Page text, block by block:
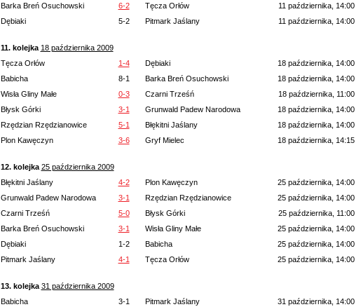
Barka Breń Osuchowski
6-2 Tęcza Orłów
11 października, 14:00
Dębiaki
5-2 Pitmark Jaślany 11 października, 14:00
11. kolejka 18 października 2009
Tęcza Orłów
1-4 Dębiaki
18 października, 14:00
Babicha
8-1 Barka Breń Osuchowski
18 października, 14:00
Wisła Gliny Małe
0-3 Czarni Trześń
18 października, 11:00
Błysk Górki
3-1 Grunwald Padew Narodowa
18 października, 14:00
Rzędzian Rzędzianowice
5-1 Błękitni Jaślany
18 października, 14:00
Plon Kawęczyn
3-6 Gryf Mielec 18 października, 14:15
12. kolejka 25 października 2009
Błękitni Jaślany
4-2 Plon Kawęczyn
25 października, 14:00
Grunwald Padew Narodowa
3-1 Rzędzian Rzędzianowice
25 października, 14:00
Czarni Trześń
5-0 Błysk Górki
25 października, 11:00
Barka Breń Osuchowski
3-1 Wisła Gliny Małe
25 października, 14:00
Dębiaki
1-2 Babicha
25 października, 14:00
Pitmark Jaślany
4-1 Tęcza Orłów 25 października, 14:00
13. kolejka 31 października 2009
Babicha
3-1 Pitmark Jaślany
31 października, 14:00